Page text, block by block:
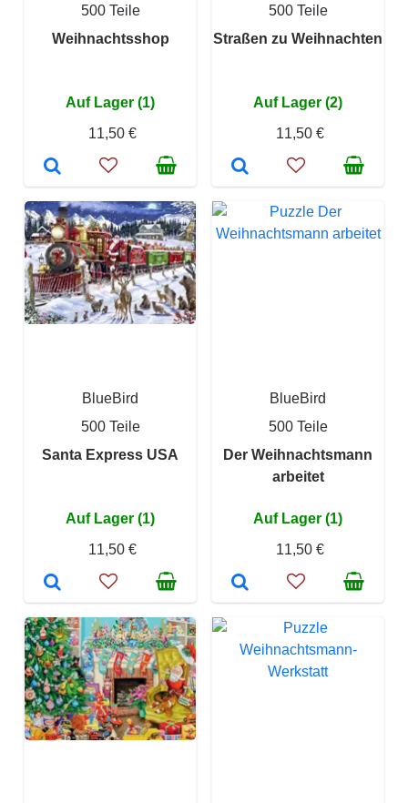
500 Teile
Weihnachtsshop
Auf Lager (1)
11,50 €
500 Teile
Straßen zu Weihnachten
Auf Lager (2)
11,50 €
BlueBird
500 Teile
Santa Express USA
Auf Lager (1)
11,50 €
BlueBird
500 Teile
Der Weihnachtsmann
arbeitet
Auf Lager (1)
11,50 €